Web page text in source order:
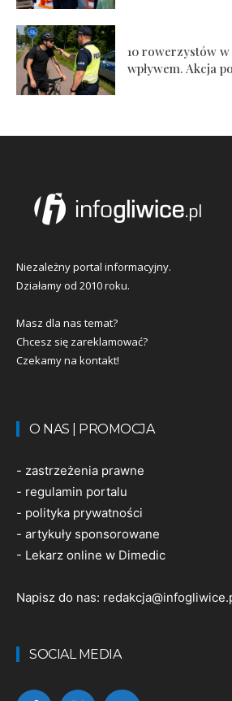
10 rowerzystów
wpływem. Akcja
Niezależny portal informacyjny.
Działamy od 2010 roku.
Masz dla nas temat?
Chcesz się zareklamować?
Czekamy na kontakt!
O NAS | PROMOCJA
- zastrzeżenia prawne
- regulamin portalu
- polityka prywatności
- artykuły sponsorowane
- Lekarz online w Dimedic
Napisz do nas:
SOCIAL MEDIA